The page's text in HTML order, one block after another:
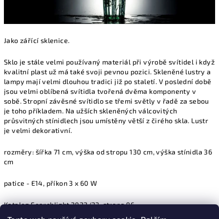
Jako zářící sklenice.
Sklo je stále velmi používaný materiál při výrobě svítidel i když
kvalitní plast už má také svoji pevnou pozici. Skleněné lustry a
lampy mají velmi dlouhou tradici již po staletí. V poslední době
jsou velmi oblíbená svítidla tvořená dvěma komponenty v
sobě. Stropní závěsné svítidlo se třemi světly v řadě za sebou
je toho příkladem. Na užších skleněných válcovitých
průsvitných stínidlech jsou umístěny větší z čirého skla. Lustr
je velmi dekorativní.
rozměry: šířka 71 cm, výška od stropu 130 cm, výška stínidla 36
cm
patice - E14, příkon 3 x 60 W
Katalog Searchlight 2022/23, strana 96